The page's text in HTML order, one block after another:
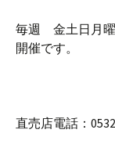
毎週 金土日月
開催です。
直売店電話：